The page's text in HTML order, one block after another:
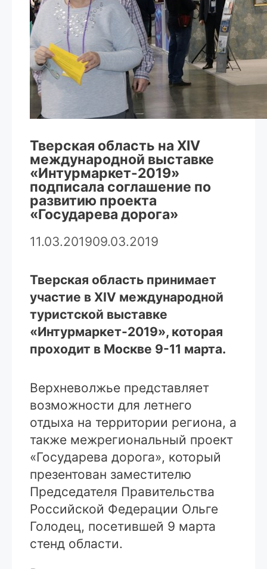
Тверская область на XIV
международной выставке
«Интурмаркет-2019»
подписала соглашение по
развитию проекта
«Государева дорога»
11.03.201909.03.2019
Тверская область принимает
участие в XIV международной
туристской выставке
«Интурмаркет-2019», которая
проходит в Москве 9-11 марта.
Верхневолжье представляет
возможности для летнего
отдыха на территории региона, а
также межрегиональный проект
«Государева дорога», который
презентован заместителю
Председателя Правительства
Российской Федерации Ольге
Голодец, посетившей 9 марта
стенд области.